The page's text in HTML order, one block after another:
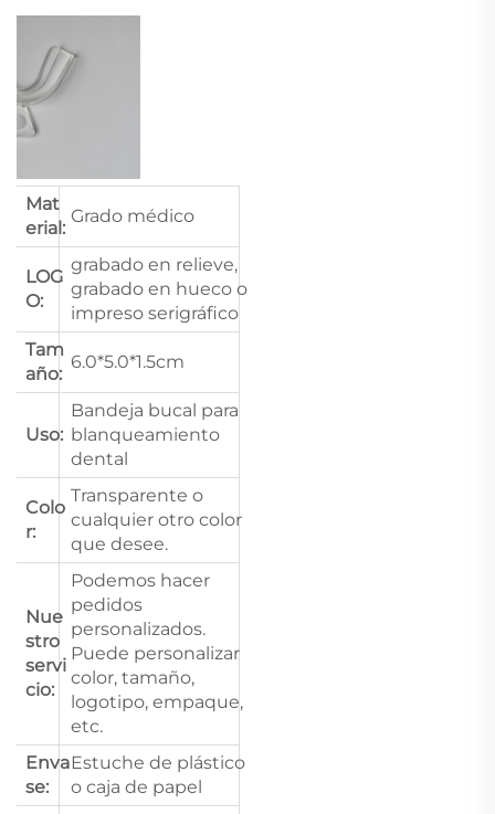
Mat
erial:
Grado médico
LOG
O:
grabado en relieve,
grabado en hueco o
impreso serigráfico
Tam
año:
6.0*5.0*1.5cm
Uso:
Bandeja bucal para
blanqueamiento
dental
Colo
r:
Transparente o
cualquier otro color
que desee.
Nue
stro
servi
cio:
Podemos hacer
pedidos
personalizados.
Puede personalizar
color, tamaño,
logotipo, empaque,
etc.
Enva
se:
Estuche de plástico
o caja de papel